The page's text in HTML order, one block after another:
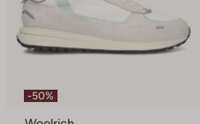
-50%